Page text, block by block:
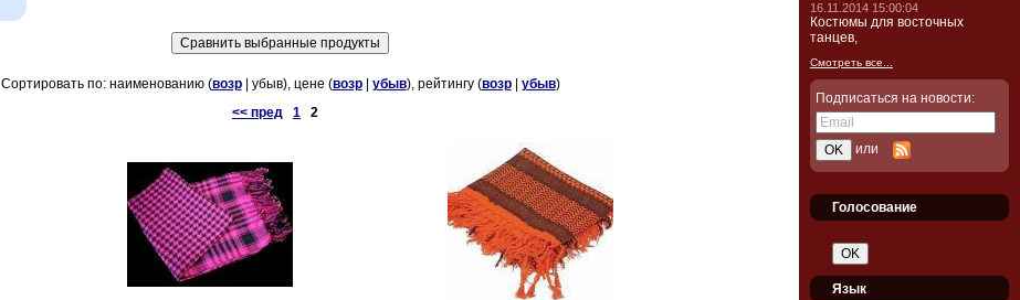
Сортировать по: наименованию (возр| убыв), цене (возр| убыв), рейтингу (возр| убыв)
<< пред
1 2
16.11.2014 15:00:04
Костюмы для восточных
танцев,
Смотреть все...
Подписаться на новости:
или
Голосование
Язык